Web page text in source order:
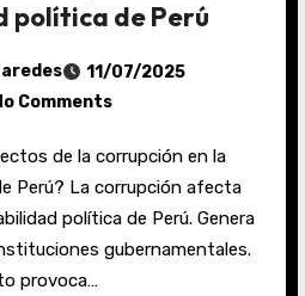
política de Perú
11/07/2025
Comments
Perú? La corrupción afecta
política de Perú. Genera
gubernamentales.
provoca…